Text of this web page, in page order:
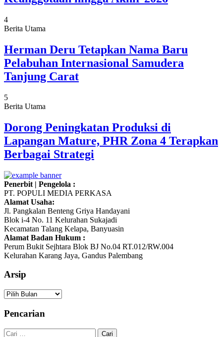
4
Berita Utama
Herman Deru Tetapkan Nama Baru
Pelabuhan Internasional Samudera
Tanjung Carat
5
Berita Utama
Dorong Peningkatan Produksi di
Lapangan Mature, PHR Zona 4 Terapkan
Berbagai Strategi
Penerbit | Pengelola :
PT. POPULI MEDIA PERKASA
Alamat Usaha:
Jl. Pangkalan Benteng Griya Handayani
Blok i-4 No. 11 Kelurahan Sukajadi
Kecamatan Talang Kelapa, Banyuasin
Alamat Badan Hukum :
Perum Bukit Sejhtara Blok BJ No.04 RT.012/RW.004
Kelurahan Karang Jaya, Gandus Palembang
Arsip
Arsip
Pencarian
Cari